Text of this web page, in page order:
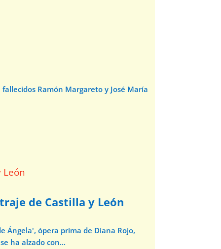
Ramón Margareto y José María
de Castilla y León
Ángela', ópera prima de Diana Rojo,
ha alzado con...